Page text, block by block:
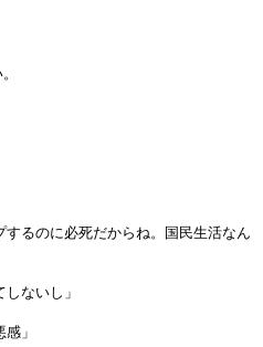
するのに必死だからね。国民生活なん
ないし」
」